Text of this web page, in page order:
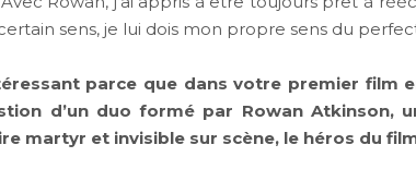
sens, je lui dois mon propre sens du
parce que dans votre premier film
d’un duo formé par Rowan Atkinson,
martyr et invisible sur scène, le héros du